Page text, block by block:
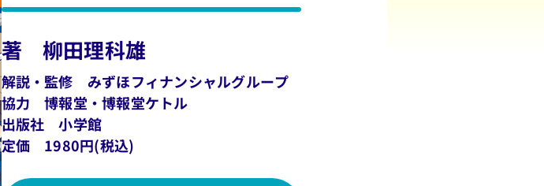
著 柳田理科雄​
解説・監修 みずほフィナンシャルグループ​
協力 博報堂・博報堂ケトル​
出版社 小学館​
定価 1980円(税込)